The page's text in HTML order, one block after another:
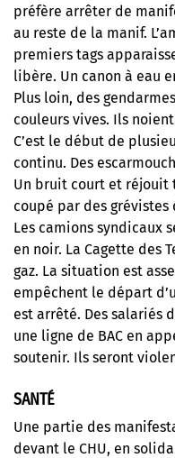
préfère arrêter de
au reste de la manif.
premiers tags
libère. Un canon à eau
Plus loin, des
couleurs vives. Ils
C’est le début de
continu. Des
Un bruit court et réjouit
coupé par des grévistes
Les camions syndicaux
en noir. La Cagette des
gaz. La situation est
empêchent le départ
est arrêté. Des salariés
une ligne de BAC en
soutenir. Ils seront
SANTÉ
Une partie des
devant le CHU, en